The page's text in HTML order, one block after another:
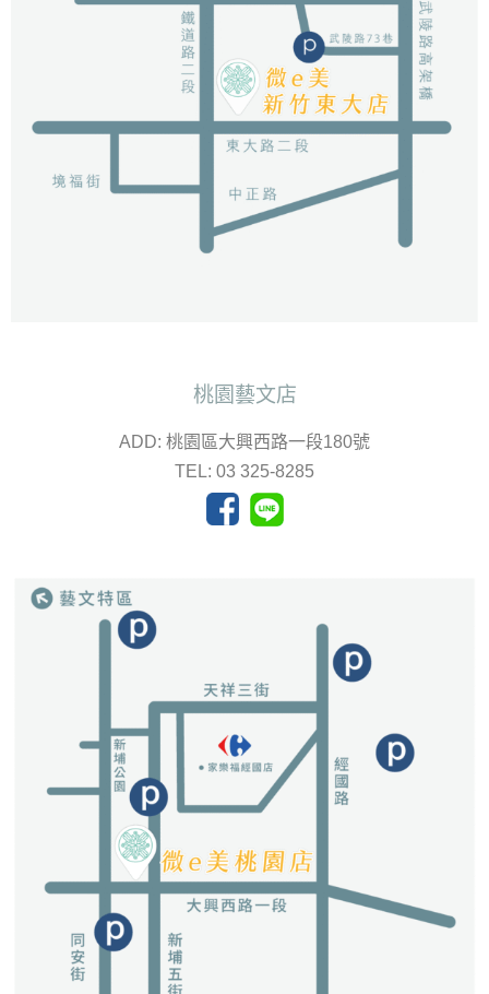
桃園藝文店
ADD: 桃園區大興西路一段180號
TEL: 03 325-8285